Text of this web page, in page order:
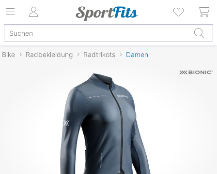
Bike Radbekleidung Radtrikots Damen